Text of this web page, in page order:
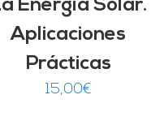
Energía Solar.
Aplicaciones
Prácticas
15,00€